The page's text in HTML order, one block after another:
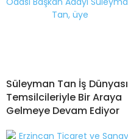
Süleyman Tan İş Dünyası
Temsilcileriyle Bir Araya
Gelmeye Devam Ediyor